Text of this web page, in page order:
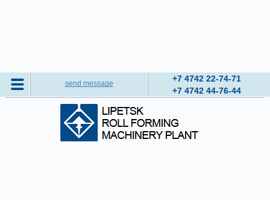
send message +7 474222-74-71
+7 474244-76-44